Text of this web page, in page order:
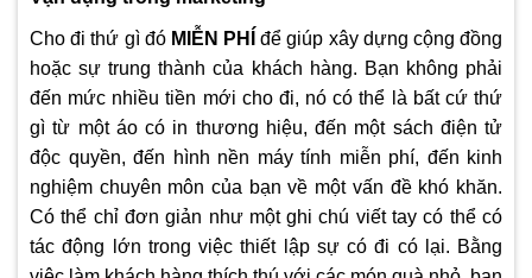
Cho đi thứ gì đó MIỄN PHÍ
để giúp xây dựng cộng đồng
hoặc sự trung thành của khách hàng. Bạn không phải
đến mức nhiều tiền mới cho đi, nó có thể là bất cứ thứ
gì từ một áo có in thương hiệu, đến một sách điện tử
độc quyền, đến hình nền máy tính miễn phí, đến kinh
nghiệm chuyên môn của bạn về một vấn đề khó khăn.
Có thể chỉ đơn giản như một ghi chú viết tay có thể có
tác động lớn trong việc thiết lập sự có đi có lại. Bằng